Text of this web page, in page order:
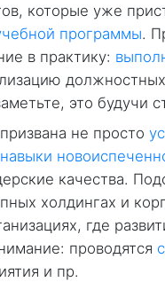
которые уже
программы.
в практику:
это будучи
не просто
качества.
холдингах и
где
проводятся
и пр.